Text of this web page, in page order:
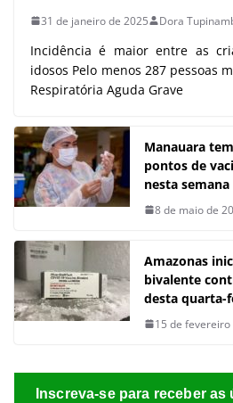
31 de janeiro de 2025 Dora
Incidência é maior entre as
idosos Pelo menos 287 pessoas
Respiratória Aguda Grave
Manauara
pontos de
nesta semana
8 de maio de
Amazonas
bivalente
desta quarta-
15 de fevereiro
Inscreva-se para receber